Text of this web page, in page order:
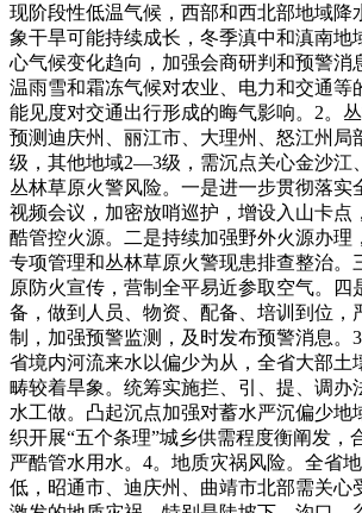
现阶段性低温气候，西部和西北部地域降
象干旱可能持续成长，冬季滇中和滇南地
心气候变化趋向，加强会商研判和预警消
温雨雪和霜冻气候对农业、电力和交通等
能见度对交通出行形成的晦气影响。2。丛
预测迪庆州、丽江市、大理州、怒江州局
级，其他地域2—3级，需沉点关心金沙江
丛林草原火警风险。一是进一步贯彻落实
视频会议，加密放哨巡护，增设入山卡点
酷管控火源。二是持续加强野外火源办理
专项管理和丛林草原火警现患排查整治。
原防火宣传，营制全平易近参取空气。四
备，做到人员、物资、配备、培训到位，
制，加强预警监测，及时发布预警消息。3
省境内河流来水以偏少为从，全省大部土
畴较着旱象。统筹实施拦、引、提、调办
水工做。凸起沉点加强对蓄水严沉偏少地
织开展“五个条理”城乡供需程度衡阐发，
严酷管水用水。4。地质灾祸风险。全省
低，昭通市、迪庆州、曲靖市北部需关心